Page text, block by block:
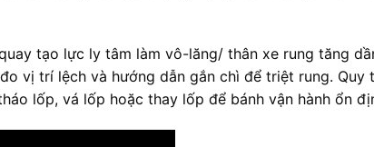
tạo lực ly tâm làm vô-lăng/ thân xe rung tăng
vị trí lệch và hướng dẫn gắn chì để triệt rung. Quy
lốp, vá lốp hoặc thay lốp để bánh vận hành ổn